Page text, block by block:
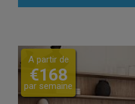
Previous
A partir de
€168
par semaine